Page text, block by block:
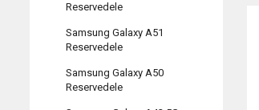
Reservedele
Samsung Galaxy A51
Reservedele
Samsung Galaxy A50
Reservedele